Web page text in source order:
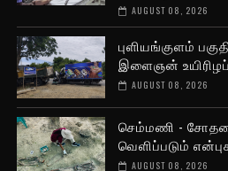
AUGUST 08, 2026
புளியங்குளம்
இளைஞன்
AUGUST 08, 2026
செம்மணி -
வெளிப்படும்
AUGUST 08, 2026